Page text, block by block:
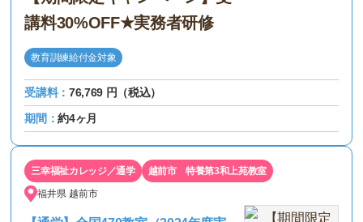
講料30%OFF★実務者研修
教育訓練給付金対象
受講料：76,769 円（税込）
期間：約4ヶ月
三幸福祉カレッジ／通学
越前市 特養第3和上苑教室
福井県 越前市